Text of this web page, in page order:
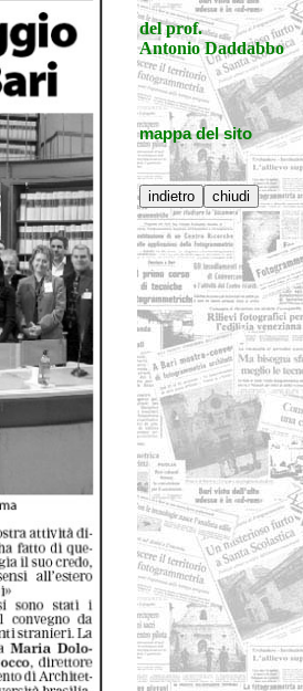
del prof.
Antonio Daddabbo
mappa del sito